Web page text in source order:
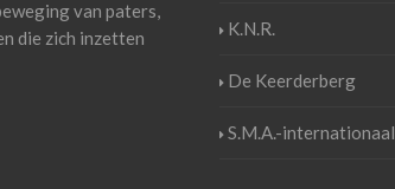
van paters,
die zich inzetten
K.N.R.
De Keerderberg
S.M.A.-internationaal